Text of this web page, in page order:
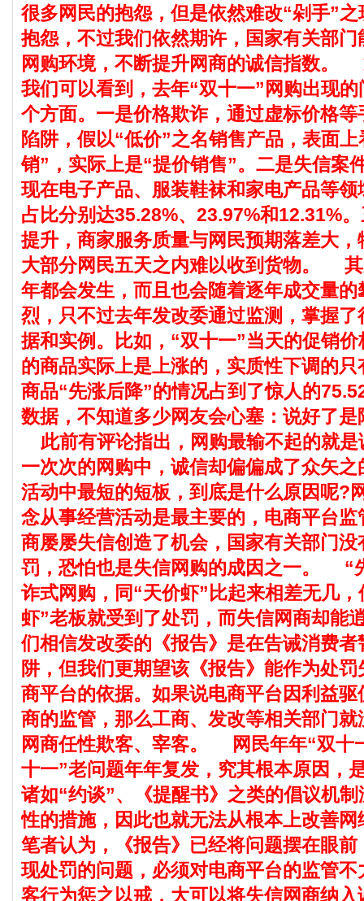
很多网民的抱怨，但是依然难改“剁手”
抱怨，不过我们依然期许，国家有关部门
网购环境，不断提升网商的诚信指数。
我们可以看到，去年“双十一”网购出现
个方面。一是价格欺诈，通过虚标价格等
陷阱，假以“低价”之名销售产品，表面
销”，实际上是“提价销售”。二是失信案
现在电子产品、服装鞋袜和家电产品等领
占比分别达35.28%、23.97%和12.31%
提升，商家服务质量与网民预期落差大，
大部分网民五天之内难以收到货物。
其
年都会发生，而且也会随着逐年成交量的
烈，只不过去年发改委通过监测，掌握了
据和实例。比如，“双十一”当天的促销
的商品实际上是上涨的，实质性下调的
商品“先涨后降”的情况占到了惊人的
数据，不知道多少网友会心塞：说好了是
此前有评论指出，网购最输不起的就是
一次次的网购中，诚信却偏偏成了众矢之
活动中最短的短板，到底是什么原因呢?
念从事经营活动是最主要的，电商平台监
商屡屡失信创造了机会，国家有关部门没
罚，恐怕也是失信网购的成因之一。
“
诈式网购，同“天价虾”比起来相差无几
虾”老板就受到了处罚，而失信网商却能
们相信发改委的《报告》是在告诫消费者
阱，但我们更期望该《报告》能作为处
商平台的依据。如果说电商平台因利益驱
商的监管，那么工商、发改等相关部门就
网商任性欺客、宰客。
网民年年“双十
十一”老问题年年复发，究其根本原因，
诸如“约谈”、《提醒书》之类的倡议机
性的措施，因此也就无法从根本上改善网
笔者认为，《报告》已经将问题摆在眼前
现处罚的问题，必须对电商平台的监管不
客行为惩之以戒，大可以将失信网商纳入